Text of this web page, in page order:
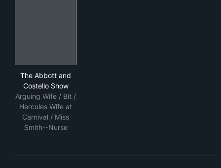
The Abbott and
Costello Show
Arguing Wife / Bit /
Hercules Wife at
Carnival / Miss
Smith--Nurse